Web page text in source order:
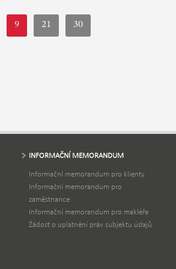
9 21 30
INFORMAČNÍ MEMORANDUM
Informační memorandum pro klienty
Informační memorandum pro
zaměstnance
Informační memorandum pro makléře
Žádost o uplatnění práv subjektu údajů